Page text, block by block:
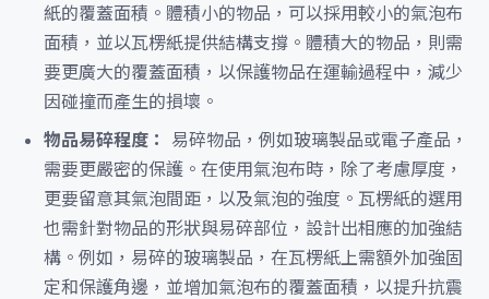
紙的覆蓋面積。體積小的物品，可以採用較小的氣泡布
面積，並以瓦楞紙提供結構支撐。體積大的物品，則需
要更廣大的覆蓋面積，以保護物品在運輸過程中，減少
因碰撞而產生的損壞。
物品易碎程度：
易碎物品，例如玻璃製品或電子產品，
需要更嚴密的保護。在使用氣泡布時，除了考慮厚度，
更要留意其氣泡間距，以及氣泡的強度。瓦楞紙的選用
也需針對物品的形狀與易碎部位，設計出相應的加強結
構。例如，易碎的玻璃製品，在瓦楞紙上需額外加強固
定和保護角邊，並增加氣泡布的覆蓋面積，以提升抗震